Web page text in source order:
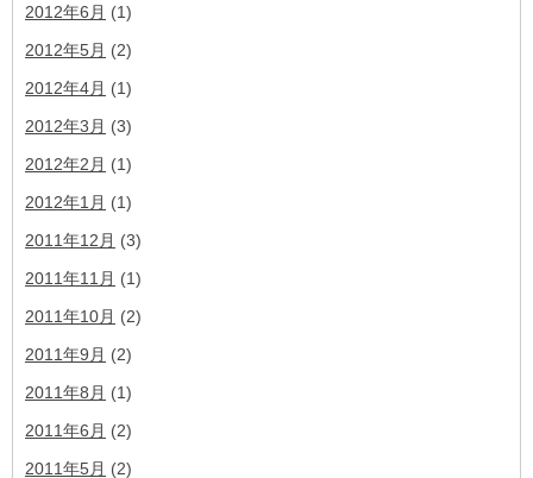
2012年6月 (1)
2012年5月 (2)
2012年4月 (1)
2012年3月 (3)
2012年2月 (1)
2012年1月 (1)
2011年12月 (3)
2011年11月 (1)
2011年10月 (2)
2011年9月 (2)
2011年8月 (1)
2011年6月 (2)
2011年5月 (2)